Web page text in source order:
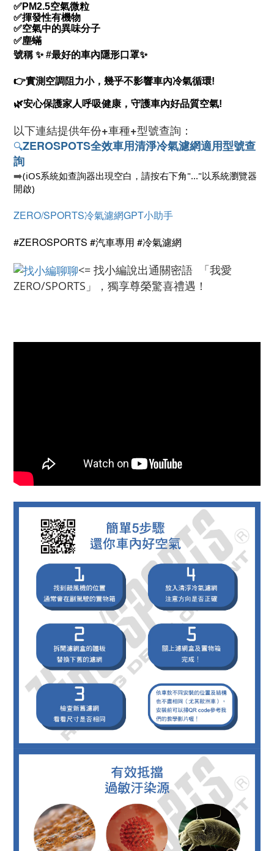
✅PM2.5空氣微粒
✅揮發性有機物
✅空氣中的異味分子
✅塵蟎
號稱✨#最好的車內隱形口罩✨
👉實測空調阻力小，幾乎不影響車內冷氣循環!
🌿安心保護家人呼吸健康，守護車內好品質空氣!
以下連結提供年份+車種+型號查詢：
🔍ZEROSPOTS全效車用清淨冷氣濾網適用型號查
詢
➡️(iOS系統如查詢器出現空白，請按右下角"..."以系統瀏覽器
開啟)
ZERO/SPORTS冷氣濾網GPT小助手
#ZEROSPORTS #汽車專用 #冷氣濾網
<= 找小編說出通關密語 「我愛
ZERO/SPORTS」，獨享尊榮驚喜禮遇！